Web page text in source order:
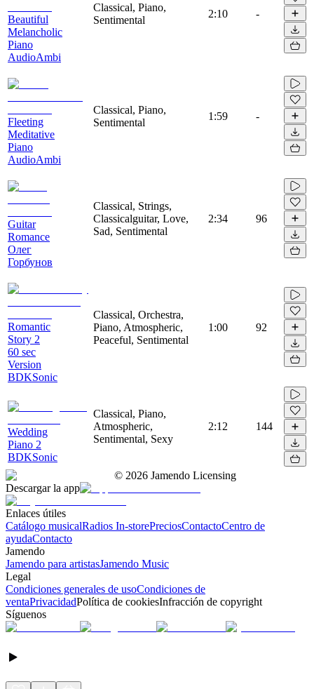
Beautiful
Melancholic
Piano
AudioAmbi
Classical, Piano,
Sentimental
2:10 -
Fleeting
Meditative
Piano
AudioAmbi
Classical, Piano,
Sentimental
1:59 -
Guitar
Romance
Олег
Горбунов
Classical, Strings,
Classicalguitar, Love,
Sad, Sentimental
2:34 96
Romantic
Story 2
60 sec
Version
BDKSonic
Classical, Orchestra,
Piano, Atmospheric,
Peaceful, Sentimental
1:00 92
Wedding
Piano 2
BDKSonic
Classical, Piano,
Atmospheric,
Sentimental, Sexy
2:12 144
© 2026 Jamendo Licensing
Descargar la app
Enlaces útiles
Catálogo musicalRadios In-storePreciosContactoCentro de
ayudaContacto
Jamendo
Jamendo para artistasJamendo Music
Legal
Condiciones generales de usoCondiciones de
ventaPrivacidadPolítica de cookiesInfracción de copyright
Síguenos